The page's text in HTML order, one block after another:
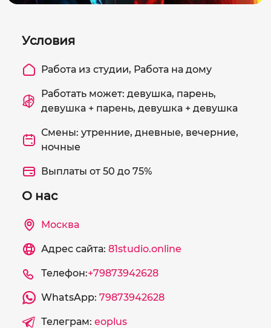
Условия
Работа из студии, Работа на дому
Работать может: девушка, парень,
девушка + парень, девушка + девушка
Смены: утренние, дневные, вечерние,
ночные
Выплаты от 50 до 75%
О нас
Москва
Адрес сайта: 81studio.online
Телефон:+79873942628
WhatsApp: 79873942628
Телеграм: eoplus